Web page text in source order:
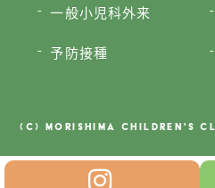
一般小児科外来
予防接種
(C) MORISHIMA CHILDREN'S